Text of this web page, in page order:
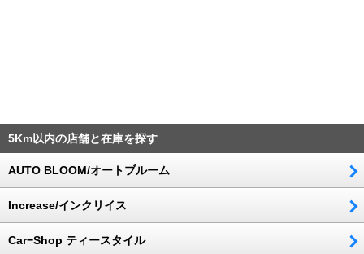
5Km以内の店舗と在庫を探す
AUTO BLOOM/オートブルーム
Increase/インクリイス
Car−Shop ティースタイル